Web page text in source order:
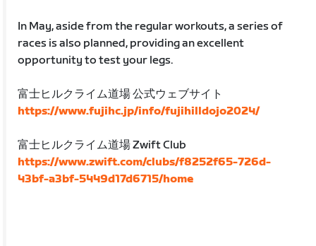
In May, aside from the regular workouts, a series of
races is also planned, providing an excellent
opportunity to test your legs.
富士ヒルクライム道場 公式ウェブサイト
https://www.fujihc.jp/info/fujihilldojo2024/
富士ヒルクライム道場 Zwift Club
https://www.zwift.com/clubs/f8252f65-726d-
43bf-a3bf-5449d17d6715/home